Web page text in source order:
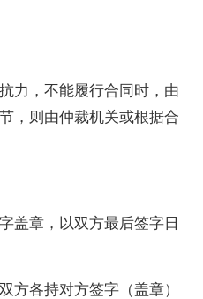
力，不能履行合同时，由
，则由仲裁机关或根据合
盖章，以双方最后签字日
方各持对方签字（盖章）